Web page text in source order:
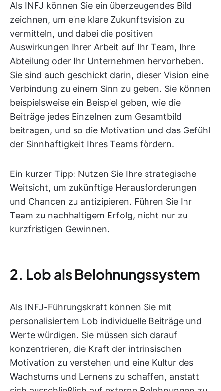
Als INFJ können Sie ein überzeugendes Bild
zeichnen, um eine klare Zukunftsvision zu
vermitteln, und dabei die positiven
Auswirkungen Ihrer Arbeit auf Ihr Team, Ihre
Abteilung oder Ihr Unternehmen hervorheben.
Sie sind auch geschickt darin, dieser Vision eine
Verbindung zu einem Sinn zu geben. Sie können
beispielsweise ein Beispiel geben, wie die
Beiträge jedes Einzelnen zum Gesamtbild
beitragen, und so die Motivation und das Gefühl
der Sinnhaftigkeit Ihres Teams fördern.
Ein kurzer Tipp: Nutzen Sie Ihre strategische
Weitsicht, um zukünftige Herausforderungen
und Chancen zu antizipieren. Führen Sie Ihr
Team zu nachhaltigem Erfolg, nicht nur zu
kurzfristigen Gewinnen.
2. Lob als Belohnungssystem
Als INFJ-Führungskraft können Sie mit
personalisiertem Lob individuelle Beiträge und
Werte würdigen. Sie müssen sich darauf
konzentrieren, die Kraft der intrinsischen
Motivation zu verstehen und eine Kultur des
Wachstums und Lernens zu schaffen, anstatt